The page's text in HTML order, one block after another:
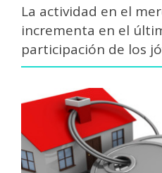
La actividad en el
incrementa en el
participación de los